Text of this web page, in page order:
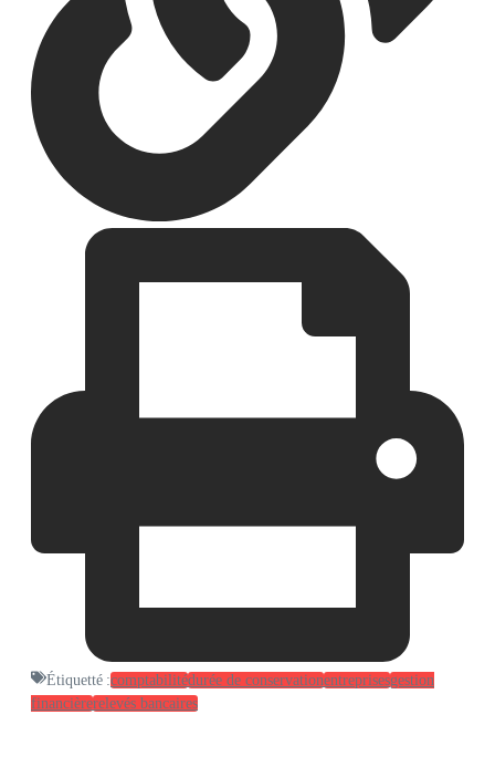
Étiquetté :comptabilitédurée de conservationentreprisesgestion
financièrerelevés bancaires